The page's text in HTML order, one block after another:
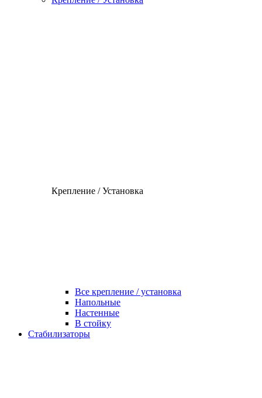
Крепление / Установка
Все крепление / установка
Напольные
Настенные
В стойку
Стабилизаторы